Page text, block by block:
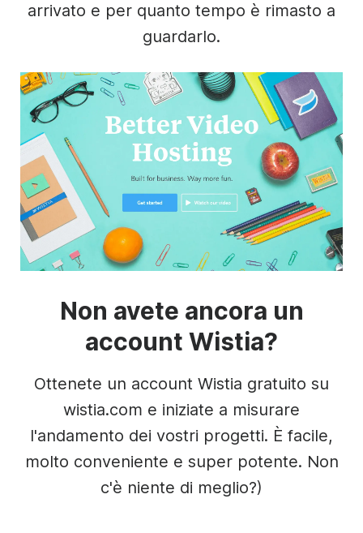
arrivato e per quanto tempo è rimasto a
guardarlo.
Non avete ancora un
account Wistia?
Ottenete un account Wistia gratuito su
wistia.com e iniziate a misurare
l'andamento dei vostri progetti. È facile,
molto conveniente e super potente. Non
c'è niente di meglio?)